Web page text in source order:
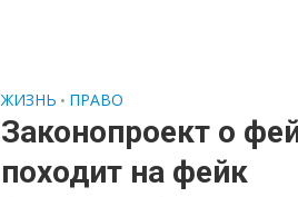
ЖИЗНЬ • ПРАВО
Законопроект о
походит на фейк